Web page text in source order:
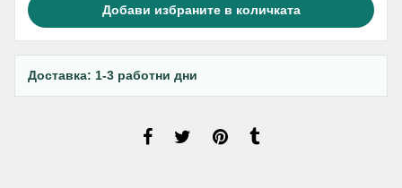
Добави избраните в количката
Доставка: 1-3 работни дни